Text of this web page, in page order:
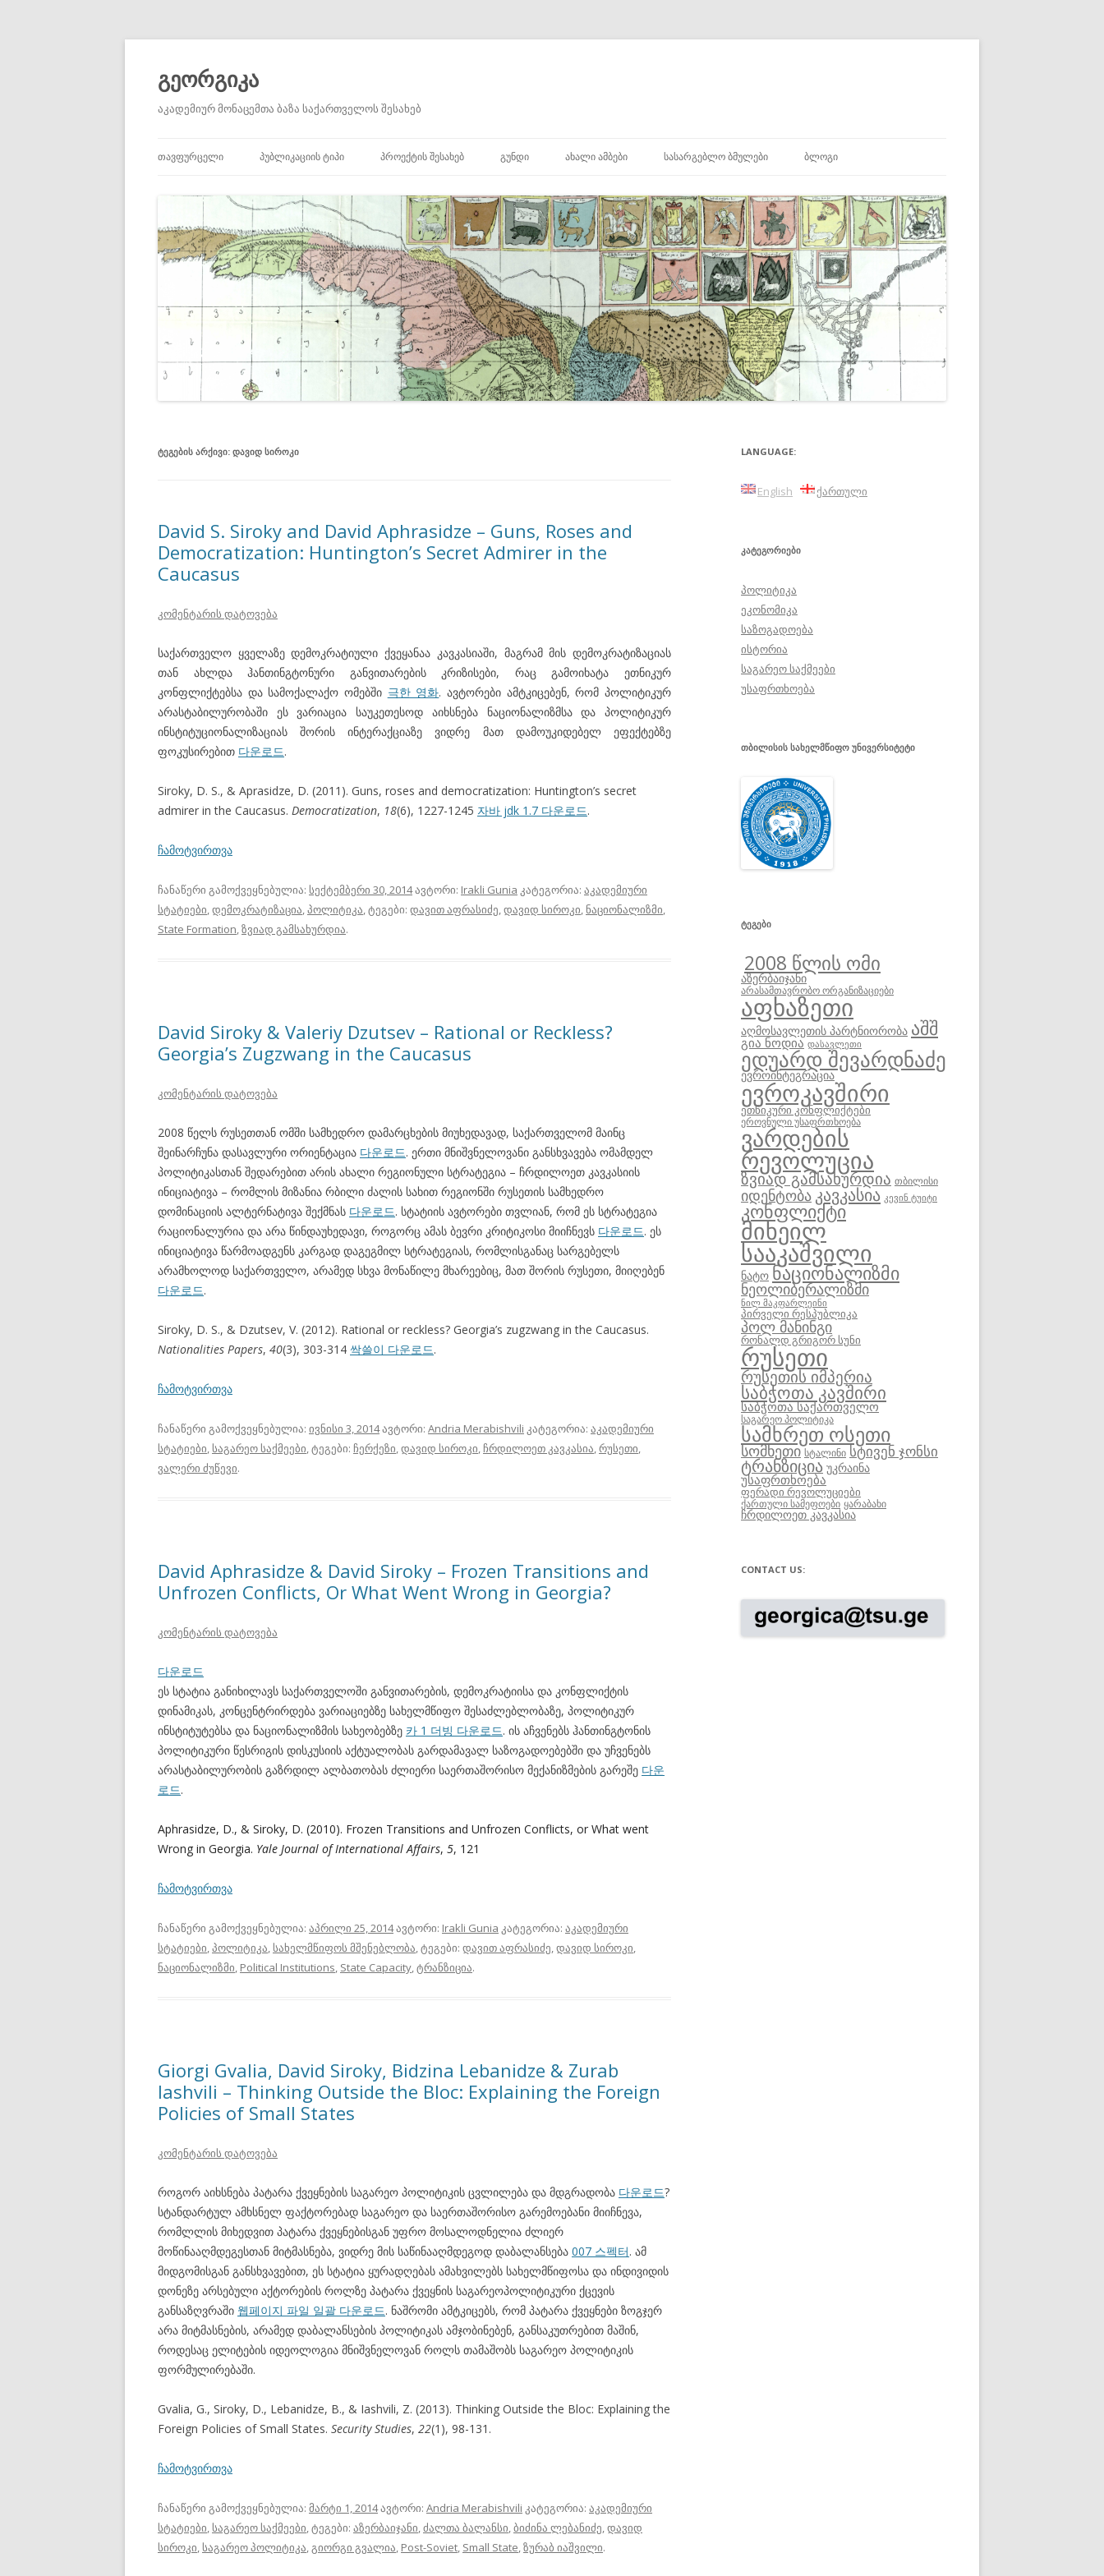
გეორგიკა
აკადემიურ მონაცემთა ბაზა საქართველოს შესახებ
გადასვლა
ᲗᲐᲕᲤᲣᲠᲪᲔᲚᲘ ᲞᲣᲑᲚᲘᲙᲐᲪᲘᲘᲡ ᲢᲘᲞᲘ
ᲐᲣᲪᲘᲚᲔᲑᲚᲐᲓ ᲬᲐᲡᲐᲙᲘᲗᲮᲘ
ᲞᲘᲠᲕᲔᲚᲐᲓᲘ ᲬᲧᲐᲠᲝᲔᲑᲘ
ᲛᲝᲮᲡᲔᲜᲔᲑᲔᲑᲘ
ᲬᲘᲒᲜᲔᲑᲘ ᲓᲐ ᲠᲔᲪᲔᲜᲖᲘᲔᲑᲘ
ᲞᲠᲝᲔᲥᲢᲘᲡ ᲨᲔᲡᲐᲮᲔᲑ ᲒᲣᲜᲓᲘ ᲐᲮᲐᲚᲘ ᲐᲛᲑᲔᲑᲘ ᲡᲐᲡᲐᲠᲒᲔᲑᲚᲝ ᲑᲛᲣᲚᲔᲑᲘ ᲑᲚᲝᲒᲘ
ᲢᲔᲒᲔᲑᲘᲡ ᲐᲠᲥᲘᲕᲘ: ᲓᲐᲕᲘᲓ ᲡᲘᲠᲝᲙᲘ
David S. Siroky and David Aphrasidze – Guns, Roses and
Democratization: Huntington’s Secret Admirer in the
Caucasus
კომენტარის დატოვება
საქართველო ყველაზე დემოკრატიული ქვეყანაა კავკასიაში, მაგრამ მის დემოკრატიზაციას
თან ახლდა ჰანთინგტონური განვითარების კრიზისები, რაც გამოიხატა ეთნიკურ
კონფლიქტებსა და სამოქალაქო ომებში 극한 영화. ავტორები ამტკიცებენ, რომ პოლიტიკურ
არასტაბილურობაში ეს ვარიაცია საუკეთესოდ აიხსნება ნაციონალიზმსა და პოლიტიკურ
ინსტიტუციონალიზაციას შორის ინტერაქციაზე ვიდრე მათ დამოუკიდებელ ეფექტებზე
ფოკუსირებით 다운로드.
Siroky, D. S., & Aprasidze, D. (2011). Guns, roses and democratization: Huntington’s secret
admirer in the Caucasus. Democratization, 18(6), 1227-1245 자바 jdk 1.7 다운로드.
ჩამოტვირთვა
ჩანაწერი გამოქვეყნებულია: სექტემბერი 30, 2014ავტორი: Irakli Gunia კატეგორია: აკადემიური
სტატიები,დემოკრატიზაცია,პოლიტიკა, ტეგები: დავით აფრასიძე,დავიდ სიროკი,ნაციონალიზმი,
State Formation,ზვიად გამსახურდია.
David Siroky & Valeriy Dzutsev – Rational or Reckless?
Georgia’s Zugzwang in the Caucasus
კომენტარის დატოვება
2008 წელს რუსეთთან ომში სამხედრო დამარცხების მიუხედავად, საქართველომ მაინც
შეინარჩუნა დასავლური ორიენტაცია 다운로드. ერთი მნიშვნელოვანი განსხვავება ომამდელ
პოლიტიკასთან შედარებით არის ახალი რეგიონული სტრატეგია – ჩრდილოეთ კავკასიის
ინიციატივა – რომლის მიზანია რბილი ძალის სახით რეგიონში რუსეთის სამხედრო
დომინაციის ალტერნატივა შექმნას 다운로드. სტატიის ავტორები თვლიან, რომ ეს სტრატეგია
რაციონალურია და არა წინდაუხედავი, როგორც ამას ბევრი კრიტიკოსი მიიჩნევს 다운로드. ეს
ინიციატივა წარმოადგენს კარგად დაგეგმილ სტრატეგიას, რომლისგანაც სარგებელს
არამხოლოდ საქართველო, არამედ სხვა მონაწილე მხარეებიც, მათ შორის რუსეთი, მიიღებენ
다운로드.
Siroky, D. S., & Dzutsev, V. (2012). Rational or reckless? Georgia’s zugzwang in the Caucasus.
Nationalities Papers, 40(3), 303-314 싹쓸이 다운로드.
ჩამოტვირთვა
ჩანაწერი გამოქვეყნებულია: ივნისი 3, 2014ავტორი: Andria Merabishvili კატეგორია: აკადემიური
სტატიები,საგარეო საქმეები, ტეგები: ჩერქეზი,დავიდ სიროკი,ჩრდილოეთ კავკასია,რუსეთი,
ვალერი ძუწევი.
David Aphrasidze & David Siroky – Frozen Transitions and
Unfrozen Conflicts, Or What Went Wrong in Georgia?
კომენტარის დატოვება
다운로드
ეს სტატია განიხილავს საქართველოში განვითარების, დემოკრატიისა და კონფლიქტის
დინამიკას, კონცენტრირდება ვარიაციებზე სახელმწიფო შესაძლებლობაზე, პოლიტიკურ
ინსტიტუტებსა და ნაციონალიზმის სახეობებზე 카 1 더빙 다운로드. ის აჩვენებს ჰანთინგტონის
პოლიტიკური წესრიგის დისკუსიის აქტუალობას გარდამავალ საზოგადოებებში და უჩვენებს
არასტაბილურობის გაზრდილ ალბათობას ძლიერი საერთაშორისო მექანიზმების გარეშე 다운
로드.
Aphrasidze, D., & Siroky, D. (2010). Frozen Transitions and Unfrozen Conflicts, or What went
Wrong in Georgia. Yale Journal of International Affairs, 5, 121
ჩამოტვირთვა
ჩანაწერი გამოქვეყნებულია: აპრილი 25, 2014ავტორი: Irakli Gunia კატეგორია: აკადემიური
სტატიები,პოლიტიკა,სახელმწიფოს მშენებლობა, ტეგები: დავით აფრასიძე,დავიდ სიროკი,
ნაციონალიზმი, Political Institutions, State Capacity,ტრანზიცია.
Giorgi Gvalia, David Siroky, Bidzina Lebanidze & Zurab
Iashvili – Thinking Outside the Bloc: Explaining the Foreign
Policies of Small States
კომენტარის დატოვება
როგორ აიხსნება პატარა ქვეყნების საგარეო პოლიტიკის ცვლილება და მდგრადობა 다운로드?
სტანდარტულ ამხსნელ ფაქტორებად საგარეო და საერთაშორისო გარემოებანი მიიჩნევა,
რომლლის მიხედვით პატარა ქვეყნებისგან უფრო მოსალოდნელია ძლიერ
მოწინააღმდეგესთან მიტმასნება, ვიდრე მის საწინააღმდეგოდ დაბალანსება 007 스펙터. ამ
მიდგომისგან განსხვავებით, ეს სტატია ყურადღებას ამახვილებს სახელმწიფოსა და ინდივიდის
დონეზე არსებული აქტორების როლზე პატარა ქვეყნის საგარეოპოლიტიკური ქცევის
განსაზღვრაში 웹페이지 파일 일괄 다운로드. ნაშრომი ამტკიცებს, რომ პატარა ქვეყნები ზოგჯერ
არა მიტმასნების, არამედ დაბალანსების პოლიტიკას ამჯობინებენ, განსაკუთრებით მაშინ,
როდესაც ელიტების იდეოლოგია მნიშვნელოვან როლს თამაშობს საგარეო პოლიტიკის
ფორმულირებაში.
Gvalia, G., Siroky, D., Lebanidze, B., & Iashvili, Z. (2013). Thinking Outside the Bloc: Explaining the
Foreign Policies of Small States. Security Studies, 22(1), 98-131.
ჩამოტვირთვა
ჩანაწერი გამოქვეყნებულია: მარტი 1, 2014ავტორი: Andria Merabishvili კატეგორია: აკადემიური
სტატიები,საგარეო საქმეები, ტეგები: აზერბაიჯანი,ძალთა ბალანსი,ბიძინა ლებანიძე,დავიდ
სიროკი,საგარეო პოლიტიკა,გიორგი გვალია, Post-Soviet, Small State,ზურაბ იაშვილი.
LANGUAGE:
English ქართული
ᲙᲐᲢᲔᲒᲝᲠᲘᲔᲑᲘ
პოლიტიკა
ეკონომიკა
საზოგადოება
ისტორია
საგარეო საქმეები
უსაფრთხოება
ᲗᲑᲘᲚᲘᲡᲘᲡ ᲡᲐᲮᲔᲚᲛᲬᲘᲤᲝ ᲣᲜᲘᲕᲔᲠᲡᲘᲢᲔᲢᲘ
ᲢᲔᲒᲔᲑᲘ
2008 წლის ომი
აზერბაიჯანი
არასამთავრობო ორგანიზაციები
აფხაზეთი
აღმოსავლეთის პარტნიორობა აშშ
გია ნოდია დასავლეთი
ედუარდ შევარდნაძე
ევროინტეგრაცია
ევროკავშირი
ეთნიკური კონფლიქტები
ეროვნული უსაფრთხოება
ვარდების
რევოლუცია
ზვიად გამსახურდია თბილისი
იდენტობაკავკასია კევინ ტუიტი
კონფლიქტი
მიხეილ
სააკაშვილი
ნატო ნაციონალიზმი
ნეოლიბერალიზმი
ნილ მაკფარლეინი
პირველი რესპუბლიკა
პოლ მანინგი
რონალდ გრიგორ სუნი
რუსეთი
რუსეთის იმპერია
საბჭოთა კავშირი
საბჭოთა საქართველო
საგარეო პოლიტიკა
სამხრეთ ოსეთი
სომხეთი სტალინი სტივენ ჯონსი
ტრანზიცია უკრაინა
უსაფრთხოება
ფერადი რევოლუციები
ქართული სამეფოები ყარაბახი
ჩრდილოეთ კავკასია
CONTACT US: